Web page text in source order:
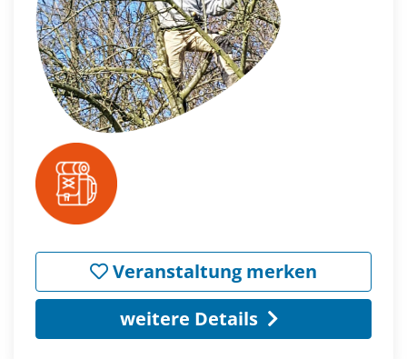
Veranstaltung merken
weitere Details